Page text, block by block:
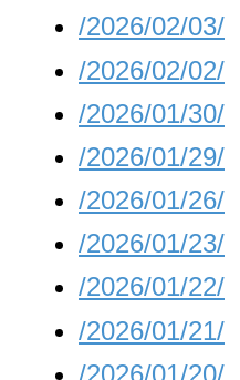
/2026/02/03/
/2026/02/02/
/2026/01/30/
/2026/01/29/
/2026/01/26/
/2026/01/23/
/2026/01/22/
/2026/01/21/
/2026/01/20/